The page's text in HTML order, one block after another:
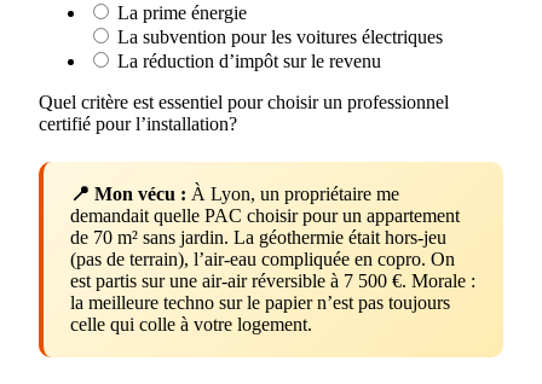
La prime énergie
La subvention pour les voitures électriques
La réduction d’impôt sur le revenu
Quel critère est essentiel pour choisir un professionnel
certifié pour l’installation?
📍 Mon vécu : À Lyon, un propriétaire me
demandait quelle PAC choisir pour un appartement
de 70 m² sans jardin. La géothermie était hors-jeu
(pas de terrain), l’air-eau compliquée en copro. On
est partis sur une air-air réversible à 7 500 €. Morale :
la meilleure techno sur le papier n’est pas toujours
celle qui colle à votre logement.